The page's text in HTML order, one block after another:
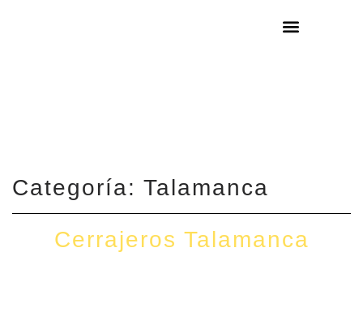
Categoría: Talamanca
Cerrajeros Talamanca